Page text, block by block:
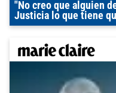
"No creo que alguien
Justicia lo que tiene